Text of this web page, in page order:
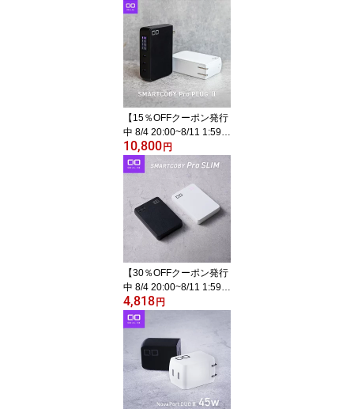
Wireless Charger(Magn
et & Watch) plus Stand
モバイルバッテリー ワイ
ヤレス充電 iPhone 16 マ
グネット Apple Watch Ai
rPods pro 薄さ16mm タ
イプC 5000mAh 軽量 小
型 薄型/USB apple watch
充電器
【15％OFFクーポン発行
中 8/4 20:00~8/11 1:59】
CIO SMARTCOBY Pro P
LUG2 67W3C モバイル
バッテリー コンセント
一体型 65W 急速充電器
10000mAh Type-C ×3 ノ
ートPC Macbook Windo
ws Android iPhone16 S
MARTCOBY Pro PLUG2
67W3C 充電器 3ポート
ノートパソコン 持ち運び
10,800 円
【30％OFFクーポン発行
中 8/4 20:00~8/11 1:59】
CIO モバイルバッテリー
PD 薄型 [16mm] 小型 軽
量 10000mAh 35W出力
3ポート iPhone 17 / 16 /
15 Android Macbook ノ
ートPC イヤホン スマー
トウォッチ タブレット i
Pad用 USB-C USB-A Ty
4,818 円